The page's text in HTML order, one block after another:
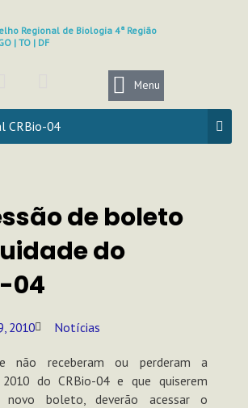
Regional de Biologia 4ª Região
| TO | DF
s
t
a
a
m
u
t
u
Menu
de boleto
do
04
2010 Notícias
não receberam ou perderam a
do CRBio-04 e que quiserem
novo boleto, deverão acessar o